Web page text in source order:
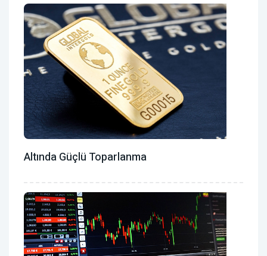
Altında Güçlü Toparlanma